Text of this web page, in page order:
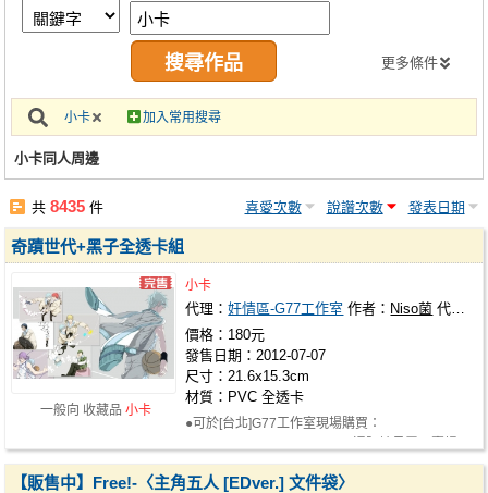
交流中心
攤位轉讓區
會員功能選單
註冊會員
更多條件
小卡 加入常用搜尋
小卡同人周邊
共8435 件 喜愛次數 說讚次數 發表日期
一般向 收藏品 小卡
奇蹟世代+黑子全透卡組
小卡
代理：奸情區-G77工作室 作者： Niso菌 代理社團：
價格：180元
發售日期：2012-07-07
尺寸：21.6x15.3cm
材質：PVC 全透卡
●可於[台北]G77工作室現場購買：
…
【販售中】Free!-〈主角五人 [EDver.] 文件袋〉